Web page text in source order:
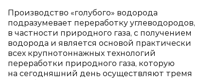
Производство «голубого» водорода
подразумевает переработку углеводородов,
в частности природного газа, с получением
водорода и является основой практически
всех крупнотоннажных технологий
переработки природного газа, которую
на сегодняшний день осуществляют тремя